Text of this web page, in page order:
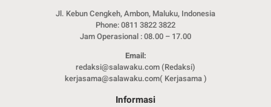
Jl. Kebun Cengkeh, Ambon, Maluku, Indonesia
Phone: 0811 3822 3822
Jam Operasional : 08.00 – 17.00
Email:
redaksi@salawaku.com (Redaksi)
kerjasama@salawaku.com( Kerjasama )
Informasi